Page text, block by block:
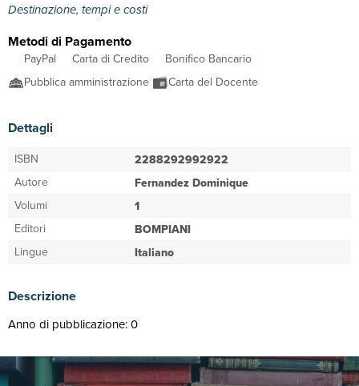
Destinazione, tempi e costi
Metodi di Pagamento
PayPal Carta di Credito
Bonifico Bancario
Pubblica amministrazione
Carta del Docente
Dettagli
ISBN 2288292992922
Autore Fernandez Dominique
Volumi 1
Editori BOMPIANI
Lingue Italiano
Descrizione
Anno di pubblicazione: 0